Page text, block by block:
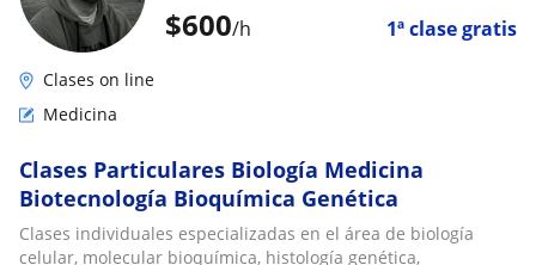
$600/h 1ª clase gratis
Clases on line
Medicina
Clases Particulares Biología Medicina
Biotecnología Bioquímica Genética
Clases individuales especializadas en el área de biología
celular, molecular bioquímica, histología genética,